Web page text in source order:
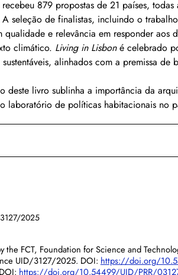
879 propostas de 21 países,
seleção de finalistas, incluindo o
qualidade e relevância em responder
climático. Living in Lisbon é celebrado
alinhados com a premissa de
deste livro sublinha a importância da
laboratório de políticas habitacionais no
2025
the FCT, Foundation for Science and
UID/3127/2025. DOI: https://doi.org/
https://doi.org/10.54499/UID/PRR/